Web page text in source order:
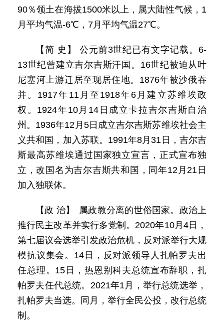
90％领土在海拔1500米以上，属大陆性气候，1
月平均气温-6℃，7月平均气温27℃。
【简 史】 公元前3世纪已有文字记载。6-
13世纪曾建立吉尔吉斯汗国。16世纪被迫从叶
尼塞河上游迁居至现居住地。1876年被沙俄吞
并。1917年11月至1918年6月建立苏维埃政
权。1924年10月14日成立卡拉吉尔吉斯自治
州。1936年12月5日成立吉尔吉斯苏维埃社会主
义共和国，加入苏联。1991年8月31日，吉尔吉
斯最高苏维埃通过国家独立宣言，正式宣布独
立，改国名为吉尔吉斯共和国，同年12月21日
加入独联体。
【政 治】 属政教分离的世俗国家。政治上
推行民主改革并实行多党制。2020年10月4日，
第七届议会选举引发政治危机，反对派举行大规
模抗议集会。14日，反对派领导人扎帕罗夫出
任总理。15日，热恩别科夫总统宣布辞职，扎
帕罗夫任代总统。2021年1月，举行总统选举，
扎帕罗夫当选。同月，举行全民公投，改行总统
制。